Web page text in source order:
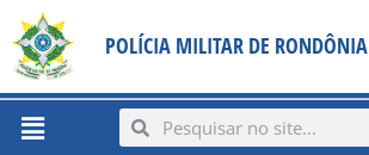
content
para
conteúdo
POLÍCIA MILITAR DE RONDÔNIA
Menu SearchSearch